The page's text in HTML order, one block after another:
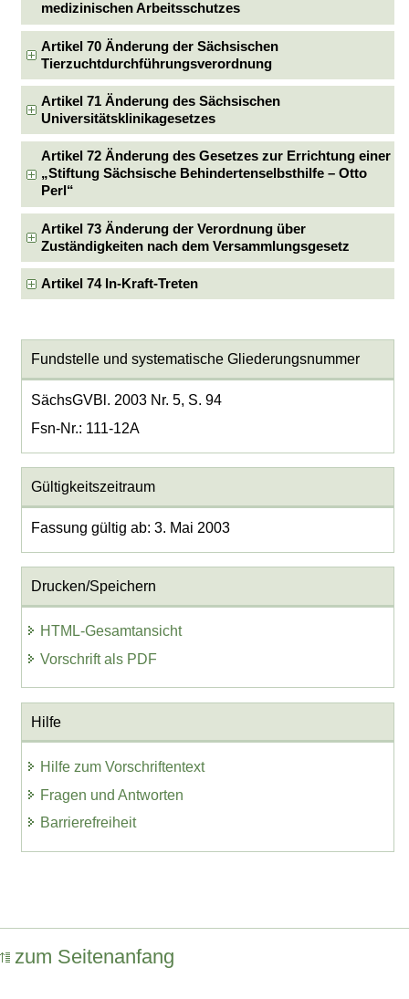
medizinischen Arbeitsschutzes
Artikel 70 Änderung der Sächsischen
Tierzuchtdurchführungsverordnung
Artikel 71 Änderung des Sächsischen
Universitätsklinikagesetzes
Artikel 72 Änderung des Gesetzes zur Errichtung einer
„Stiftung Sächsische Behindertenselbsthilfe – Otto
Perl“
Artikel 73 Änderung der Verordnung über
Zuständigkeiten nach dem Versammlungsgesetz
Artikel 74 In-Kraft-Treten
Fundstelle und systematische Gliederungsnummer
SächsGVBl. 2003 Nr. 5, S. 94
Fsn-Nr.: 111-12A
Gültigkeitszeitraum
Fassung gültig ab: 3. Mai 2003
Drucken/Speichern
HTML-Gesamtansicht
Vorschrift als PDF
Hilfe
Hilfe zum Vorschriftentext
Fragen und Antworten
Barrierefreiheit
zum Seitenanfang